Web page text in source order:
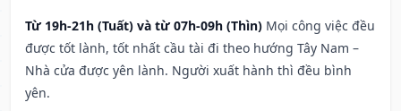
Từ 19h-21h (Tuất) và từ 07h-09h (Thìn) Mọi công việc đều
được tốt lành, tốt nhất cầu tài đi theo hướng Tây Nam –
Nhà cửa được yên lành. Người xuất hành thì đều bình
yên.